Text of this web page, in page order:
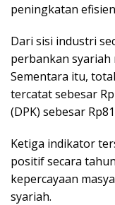
peningkatan
Dari sisi industri
perbankan syariah
Sementara itu,
tercatat sebesar
(DPK) sebesar
Ketiga indikator
positif secara
kepercayaan
syariah.